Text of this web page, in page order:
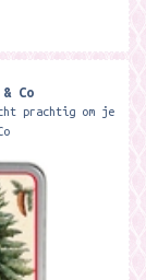
Co
prachtig om je